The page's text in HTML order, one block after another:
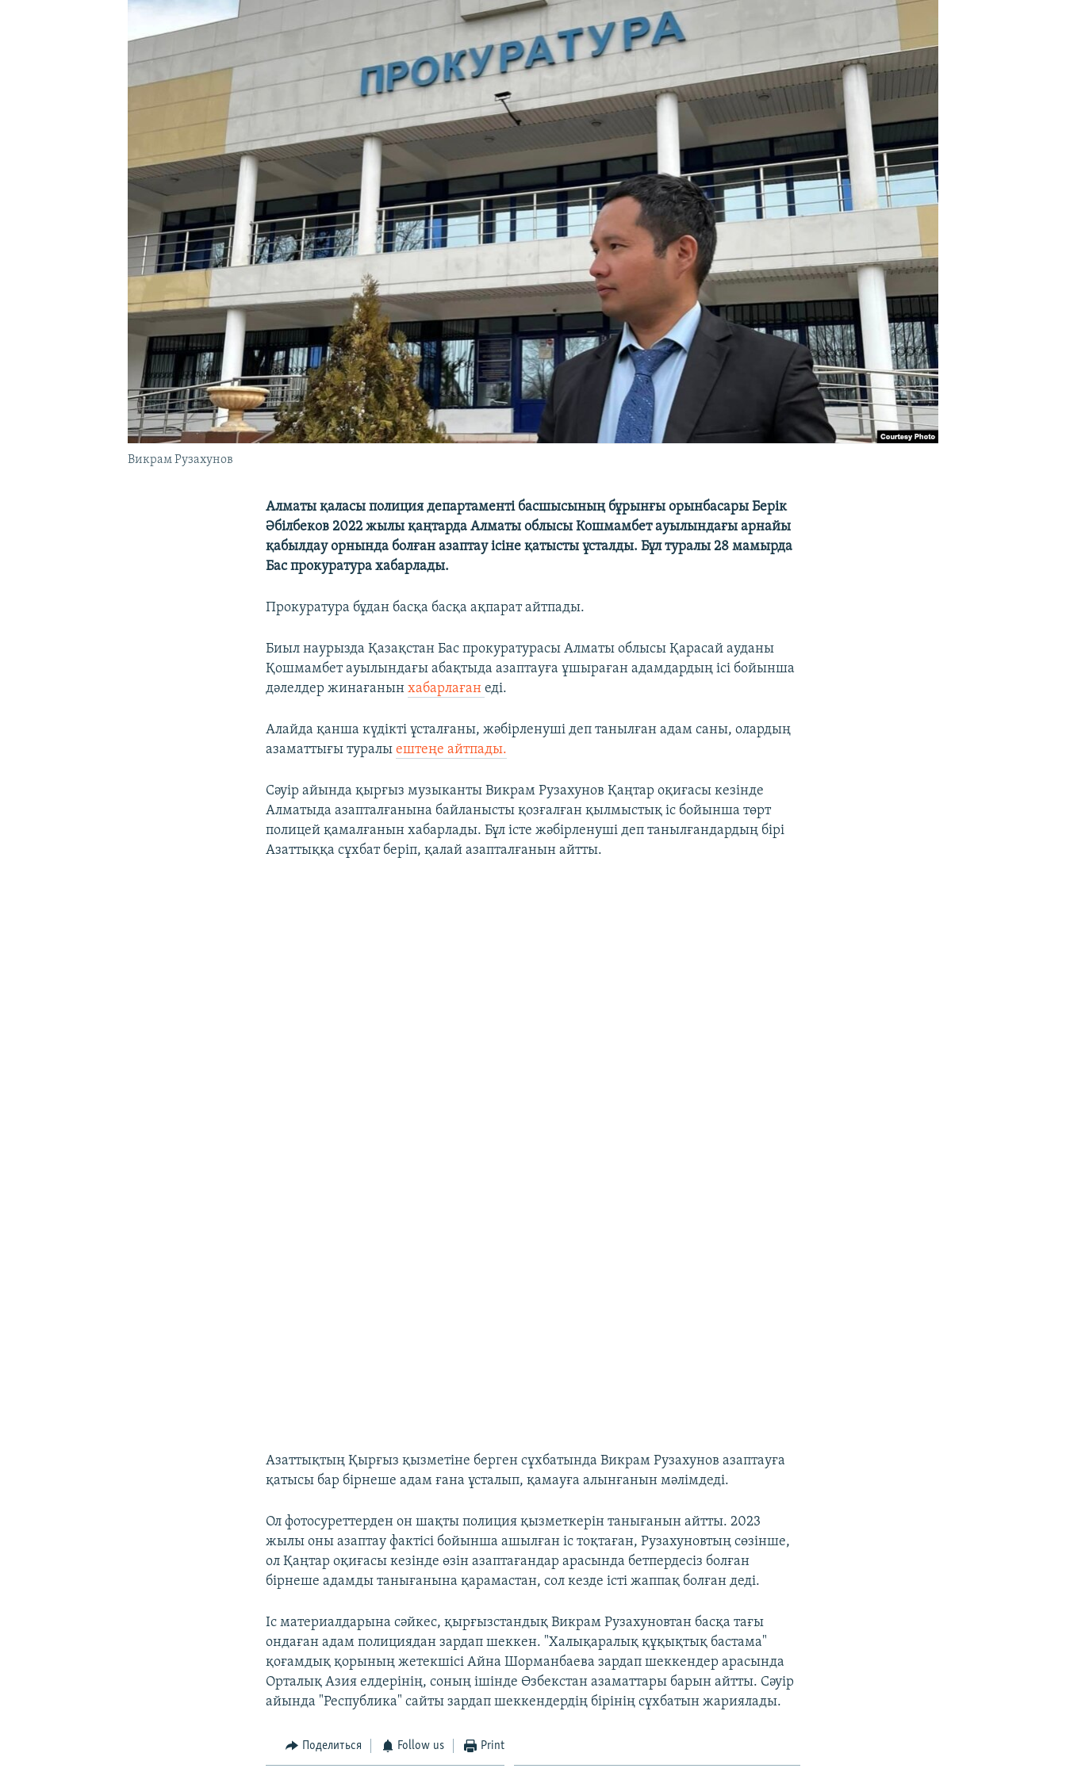
Викрам Рузахунов
Алматы қаласы полиция департаменті басшысының бұрынғы орынбасары Берік
Әбілбеков 2022 жылы қаңтарда Алматы облысы Кошмамбет ауылындағы арнайы
қабылдау орнында болған азаптау ісіне қатысты ұсталды. Бұл туралы 28 мамырда
Бас прокуратура хабарлады.
Прокуратура бұдан басқа басқа ақпарат айтпады.
Биыл наурызда Қазақстан Бас прокуратурасы Алматы облысы Қарасай ауданы
Қошмамбет ауылындағы абақтыда азаптауға ұшыраған адамдардың ісі бойынша
дәлелдер жинағанынхабарлағанеді.
Алайда қанша күдікті ұсталғаны, жәбірленуші деп танылған адам саны, олардың
азаматтығы туралыештеңе айтпады.
Сәуір айында қырғыз музыканты Викрам Рузахунов Қаңтар оқиғасы кезінде
Алматыда азапталғанына байланысты қозғалған қылмыстық іс бойынша төрт
полицей қамалғанын хабарлады. Бұл істе жәбірленуші деп танылғандардың бірі
Азаттыққа сұхбат беріп, қалай азапталғанын айтты.
Азаттықтың Қырғыз қызметіне берген сұхбатында Викрам Рузахунов азаптауға
қатысы бар бірнеше адам ғана ұсталып, қамауға алынғанын мәлімдеді.
Ол фотосуреттерден он шақты полиция қызметкерін танығанын айтты. 2023
жылы оны азаптау фактісі бойынша ашылған іс тоқтаған, Рузахуновтың сөзінше,
ол Қаңтар оқиғасы кезінде өзін азаптағандар арасында бетпердесіз болған
бірнеше адамды танығанына қарамастан, сол кезде істі жаппақ болған деді.
Іс материалдарына сәйкес, қырғызстандық Викрам Рузахуновтан басқа тағы
ондаған адам полициядан зардап шеккен. "Халықаралық құқықтық бастама"
қоғамдық қорының жетекшісі Айна Шорманбаева зардап шеккендер арасында
Орталық Азия елдерінің, соның ішінде Өзбекстан азаматтары барын айтты. Сәуір
айында "Республика" сайты зардап шеккендердің бірінің сұхбатын жариялады.
Поделиться Follow us Print